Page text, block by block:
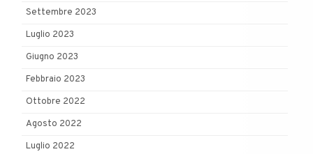
Settembre 2023
Luglio 2023
Giugno 2023
Febbraio 2023
Ottobre 2022
Agosto 2022
Luglio 2022